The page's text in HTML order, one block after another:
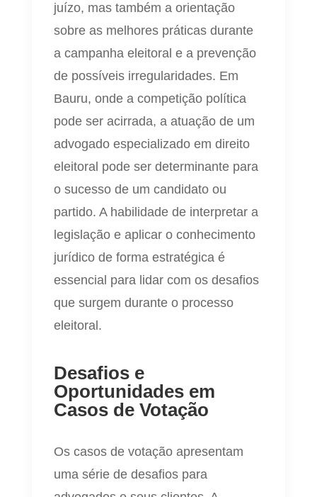
juízo, mas também a orientação
sobre as melhores práticas durante
a campanha eleitoral e a prevenção
de possíveis irregularidades. Em
Bauru, onde a competição política
pode ser acirrada, a atuação de um
advogado especializado em direito
eleitoral pode ser determinante para
o sucesso de um candidato ou
partido. A habilidade de interpretar a
legislação e aplicar o conhecimento
jurídico de forma estratégica é
essencial para lidar com os desafios
que surgem durante o processo
eleitoral.
Desafios e
Oportunidades em
Casos de Votação
Os casos de votação apresentam
uma série de desafios para